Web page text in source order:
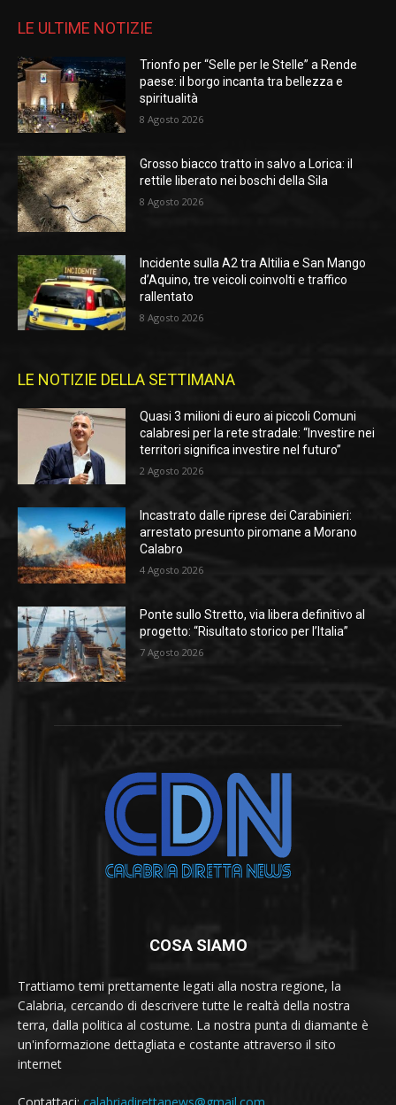
LE ULTIME NOTIZIE
Trionfo per “Selle per le Stelle” a Rende
paese: il borgo incanta tra bellezza e
spiritualità
8 Agosto 2026
Grosso biacco tratto in salvo a Lorica: il
rettile liberato nei boschi della Sila
8 Agosto 2026
Incidente sulla A2 tra Altilia e San Mango
d’Aquino, tre veicoli coinvolti e traffico
rallentato
8 Agosto 2026
LE NOTIZIE DELLA SETTIMANA
Quasi 3 milioni di euro ai piccoli Comuni
calabresi per la rete stradale: “Investire nei
territori significa investire nel futuro”
2 Agosto 2026
Incastrato dalle riprese dei Carabinieri:
arrestato presunto piromane a Morano
Calabro
4 Agosto 2026
Ponte sullo Stretto, via libera definitivo al
progetto: “Risultato storico per l’Italia”
7 Agosto 2026
COSA SIAMO
Trattiamo temi prettamente legati alla nostra regione, la
Calabria, cercando di descrivere tutte le realtà della nostra
terra, dalla politica al costume. La nostra punta di diamante è
un'informazione dettagliata e costante attraverso il sito
internet